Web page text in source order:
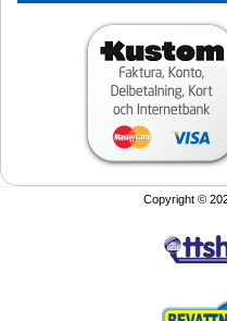
Copyright ©